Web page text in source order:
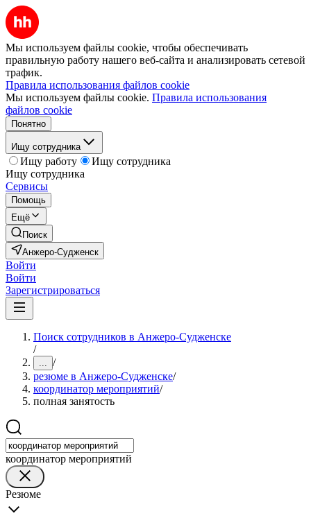
Мы используем файлы cookie, чтобы обеспечивать
правильную работу нашего веб-сайта и анализировать сетевой
трафик.
Правила использования файлов cookie
Мы используем файлы cookie. Правила использования
файлов cookie
Понятно
Ищу сотрудника
Ищу работу
Ищу сотрудника
Ищу сотрудника
Сервисы
Помощь
Ещё
Поиск
Анжеро-Судженск
Войти
Войти
Зарегистрироваться
Поиск сотрудников в Анжеро-Судженске
/
... /
резюме в Анжеро-Судженске/
координатор мероприятий/
полная занятость
координатор мероприятий
Резюме